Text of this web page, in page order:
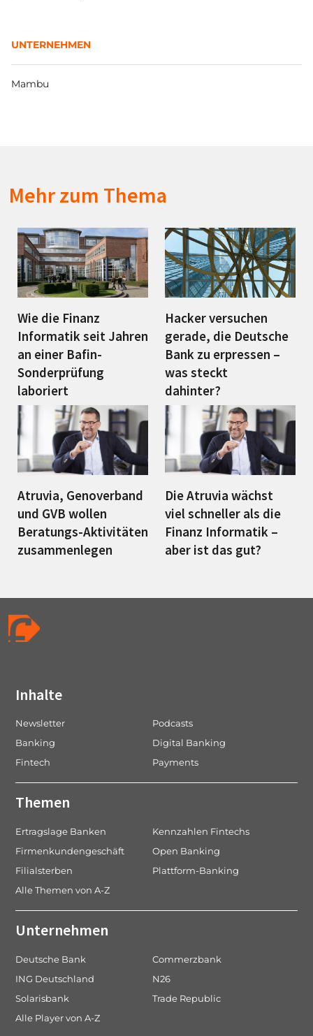
UNTERNEHMEN
Mambu
Mehr zum Thema
Wie die Finanz
Informatik seit Jahren
an einer Bafin-
Sonderprüfung
laboriert
Hacker versuchen
gerade, die Deutsche
Bank zu erpressen –
was steckt
dahinter?
Atruvia, Genoverband
und GVB wollen
Beratungs-Aktivitäten
zusammenlegen
Die Atruvia wächst
viel schneller als die
Finanz Informatik –
aber ist das gut?
Inhalte
Newsletter
Podcasts
Banking
Digital Banking
Fintech
Payments
Themen
Ertragslage Banken
Kennzahlen Fintechs
Firmenkundengeschäft
Open Banking
Filialsterben
Plattform-Banking
Alle Themen von A-Z
Unternehmen
Deutsche Bank
Commerzbank
ING Deutschland
N26
Solarisbank
Trade Republic
Alle Player von A-Z